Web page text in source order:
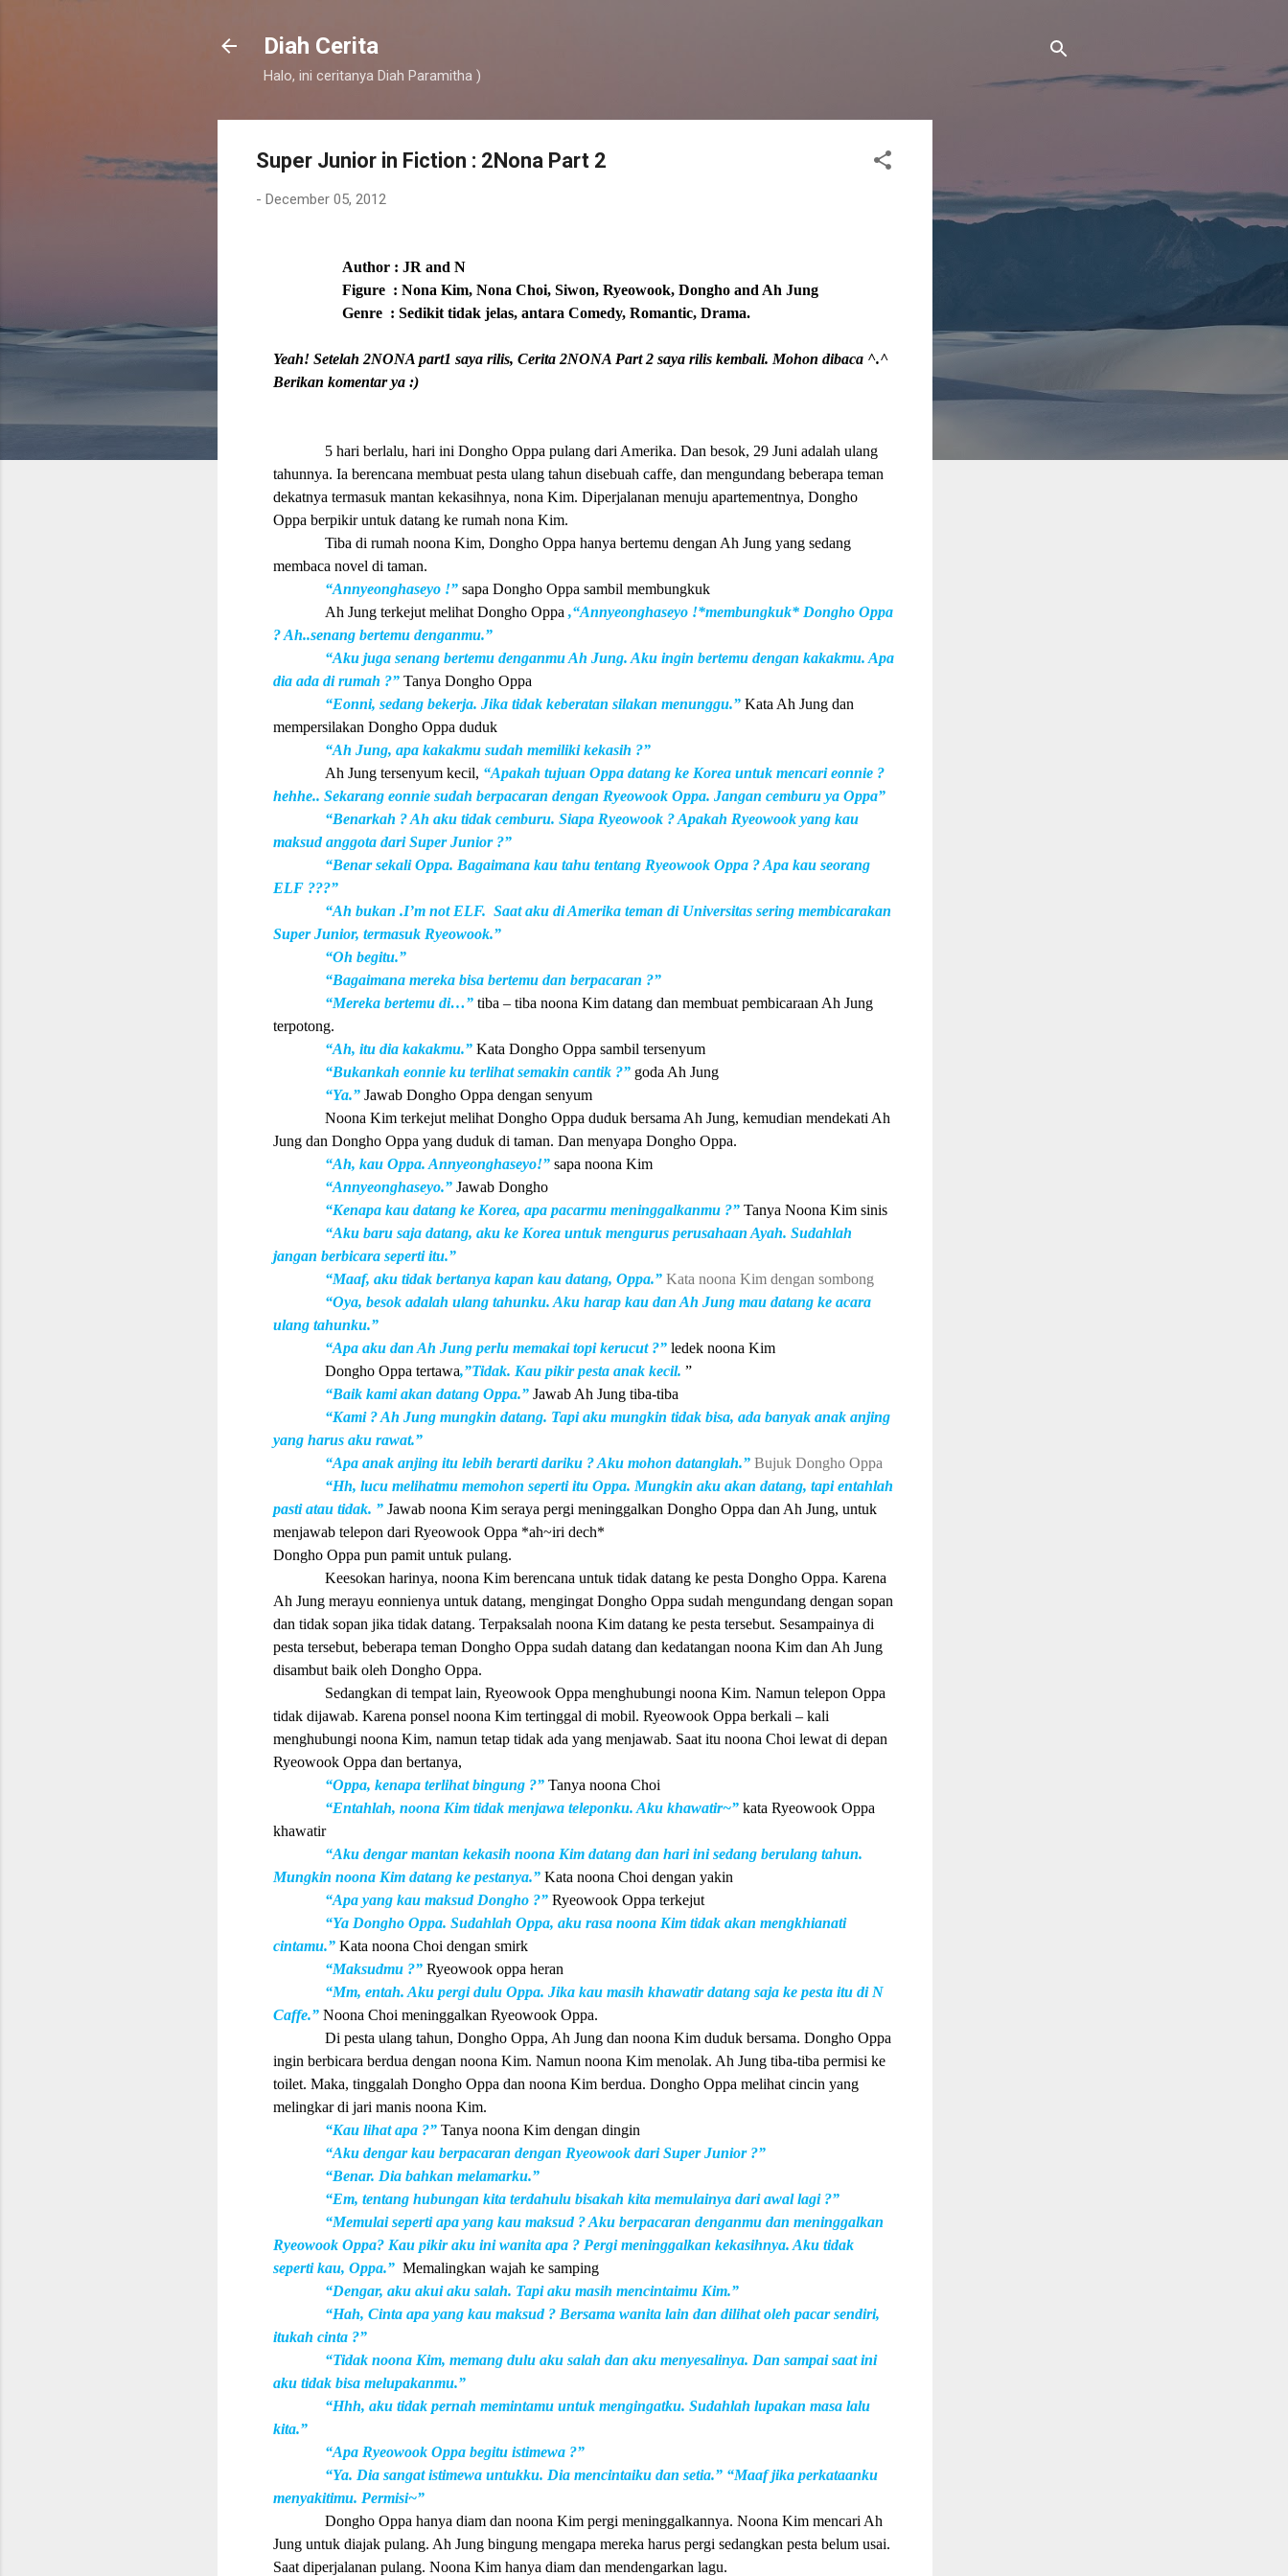
Diah Cerita
Halo, ini ceritanya Diah Paramitha )
Super Junior in Fiction : 2Nona Part 2
- December 05, 2012
Author : JR and N
Figure : Nona Kim, Nona Choi, Siwon, Ryeowook, Dongho and Ah Jung
Genre : Sedikit tidak jelas, antara Comedy, Romantic, Drama.
Yeah! Setelah 2NONA part1 saya rilis, Cerita 2NONA Part 2 saya rilis kembali. Mohon dibaca ^.^
Berikan komentar ya :)
5 hari berlalu, hari ini Dongho Oppa pulang dari Amerika. Dan besok, 29 Juni adalah ulang
tahunnya. Ia berencana membuat pesta ulang tahun disebuah caffe, dan mengundang beberapa teman
dekatnya termasuk mantan kekasihnya, nona Kim. Diperjalanan menuju apartementnya, Dongho
Oppa berpikir untuk datang ke rumah nona Kim.
Tiba di rumah noona Kim, Dongho Oppa hanya bertemu dengan Ah Jung yang sedang
membaca novel di taman.
“Annyeonghaseyo !” sapa Dongho Oppa sambil membungkuk
Ah Jung terkejut melihat Dongho Oppa ,“Annyeonghaseyo !*membungkuk* Dongho Oppa
? Ah..senang bertemu denganmu.”
“Aku juga senang bertemu denganmu Ah Jung. Aku ingin bertemu dengan kakakmu. Apa
dia ada di rumah ?” Tanya Dongho Oppa
“Eonni, sedang bekerja. Jika tidak keberatan silakan menunggu.” Kata Ah Jung dan
mempersilakan Dongho Oppa duduk
“Ah Jung, apa kakakmu sudah memiliki kekasih ?”
Ah Jung tersenyum kecil, “Apakah tujuan Oppa datang ke Korea untuk mencari eonnie ?
hehhe.. Sekarang eonnie sudah berpacaran dengan Ryeowook Oppa. Jangan cemburu ya Oppa”
“Benarkah ? Ah aku tidak cemburu. Siapa Ryeowook ? Apakah Ryeowook yang kau
maksud anggota dari Super Junior ?”
“Benar sekali Oppa. Bagaimana kau tahu tentang Ryeowook Oppa ? Apa kau seorang
ELF ???”
“Ah bukan .I’m not ELF. Saat aku di Amerika teman di Universitas sering membicarakan
Super Junior, termasuk Ryeowook.”
“Oh begitu.”
“Bagaimana mereka bisa bertemu dan berpacaran ?”
“Mereka bertemu di…” tiba – tiba noona Kim datang dan membuat pembicaraan Ah Jung
terpotong.
“Ah, itu dia kakakmu.” Kata Dongho Oppa sambil tersenyum
“Bukankah eonnie ku terlihat semakin cantik ?” goda Ah Jung
“Ya.” Jawab Dongho Oppa dengan senyum
Noona Kim terkejut melihat Dongho Oppa duduk bersama Ah Jung, kemudian mendekati Ah
Jung dan Dongho Oppa yang duduk di taman. Dan menyapa Dongho Oppa.
“Ah, kau Oppa. Annyeonghaseyo!” sapa noona Kim
“Annyeonghaseyo.” Jawab Dongho
“Kenapa kau datang ke Korea, apa pacarmu meninggalkanmu ?” Tanya Noona Kim sinis
“Aku baru saja datang, aku ke Korea untuk mengurus perusahaan Ayah. Sudahlah
jangan berbicara seperti itu.”
“Maaf, aku tidak bertanya kapan kau datang, Oppa.” Kata noona Kim dengan sombong
“Oya, besok adalah ulang tahunku. Aku harap kau dan Ah Jung mau datang ke acara
ulang tahunku.”
“Apa aku dan Ah Jung perlu memakai topi kerucut ?” ledek noona Kim
Dongho Oppa tertawa,”Tidak. Kau pikir pesta anak kecil. ”
“Baik kami akan datang Oppa.” Jawab Ah Jung tiba-tiba
“Kami ? Ah Jung mungkin datang. Tapi aku mungkin tidak bisa, ada banyak anak anjing
yang harus aku rawat.”
“Apa anak anjing itu lebih berarti dariku ? Aku mohon datanglah.” Bujuk Dongho Oppa
“Hh, lucu melihatmu memohon seperti itu Oppa. Mungkin aku akan datang, tapi entahlah
pasti atau tidak. ” Jawab noona Kim seraya pergi meninggalkan Dongho Oppa dan Ah Jung, untuk
menjawab telepon dari Ryeowook Oppa *ah~iri dech*
Dongho Oppa pun pamit untuk pulang.
Keesokan harinya, noona Kim berencana untuk tidak datang ke pesta Dongho Oppa. Karena
Ah Jung merayu eonnienya untuk datang, mengingat Dongho Oppa sudah mengundang dengan sopan
dan tidak sopan jika tidak datang. Terpaksalah noona Kim datang ke pesta tersebut. Sesampainya di
pesta tersebut, beberapa teman Dongho Oppa sudah datang dan kedatangan noona Kim dan Ah Jung
disambut baik oleh Dongho Oppa.
Sedangkan di tempat lain, Ryeowook Oppa menghubungi noona Kim. Namun telepon Oppa
tidak dijawab. Karena ponsel noona Kim tertinggal di mobil. Ryeowook Oppa berkali – kali
menghubungi noona Kim, namun tetap tidak ada yang menjawab. Saat itu noona Choi lewat di depan
Ryeowook Oppa dan bertanya,
“Oppa, kenapa terlihat bingung ?” Tanya noona Choi
“Entahlah, noona Kim tidak menjawa teleponku. Aku khawatir~” kata Ryeowook Oppa
khawatir
“Aku dengar mantan kekasih noona Kim datang dan hari ini sedang berulang tahun.
Mungkin noona Kim datang ke pestanya.” Kata noona Choi dengan yakin
“Apa yang kau maksud Dongho ?” Ryeowook Oppa terkejut
“Ya Dongho Oppa. Sudahlah Oppa, aku rasa noona Kim tidak akan mengkhianati
cintamu.” Kata noona Choi dengan smirk
“Maksudmu ?” Ryeowook oppa heran
“Mm, entah. Aku pergi dulu Oppa. Jika kau masih khawatir datang saja ke pesta itu di N
Caffe.” Noona Choi meninggalkan Ryeowook Oppa.
Di pesta ulang tahun, Dongho Oppa, Ah Jung dan noona Kim duduk bersama. Dongho Oppa
ingin berbicara berdua dengan noona Kim. Namun noona Kim menolak. Ah Jung tiba-tiba permisi ke
toilet. Maka, tinggalah Dongho Oppa dan noona Kim berdua. Dongho Oppa melihat cincin yang
melingkar di jari manis noona Kim.
“Kau lihat apa ?” Tanya noona Kim dengan dingin
“Aku dengar kau berpacaran dengan Ryeowook dari Super Junior ?”
“Benar. Dia bahkan melamarku.”
“Em, tentang hubungan kita terdahulu bisakah kita memulainya dari awal lagi ?”
“Memulai seperti apa yang kau maksud ? Aku berpacaran denganmu dan meninggalkan
Ryeowook Oppa? Kau pikir aku ini wanita apa ? Pergi meninggalkan kekasihnya. Aku tidak
seperti kau, Oppa.” Memalingkan wajah ke samping
“Dengar, aku akui aku salah. Tapi aku masih mencintaimu Kim.”
“Hah, Cinta apa yang kau maksud ? Bersama wanita lain dan dilihat oleh pacar sendiri,
itukah cinta ?”
“Tidak noona Kim, memang dulu aku salah dan aku menyesalinya. Dan sampai saat ini
aku tidak bisa melupakanmu.”
“Hhh, aku tidak pernah memintamu untuk mengingatku. Sudahlah lupakan masa lalu
kita.”
“Apa Ryeowook Oppa begitu istimewa ?”
“Ya. Dia sangat istimewa untukku. Dia mencintaiku dan setia.” “Maaf jika perkataanku
menyakitimu. Permisi~”
Dongho Oppa hanya diam dan noona Kim pergi meninggalkannya. Noona Kim mencari Ah
Jung untuk diajak pulang. Ah Jung bingung mengapa mereka harus pergi sedangkan pesta belum usai.
Saat diperjalanan pulang. Noona Kim hanya diam dan mendengarkan lagu.